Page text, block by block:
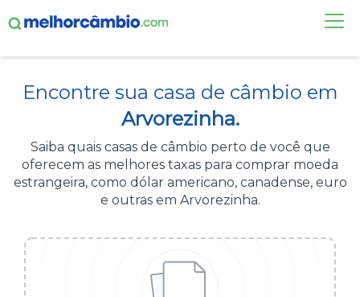
CASAS DE CÂMBIO
DÓLAR HOJE
ALERTA DE CÂMBIO
Acesse sua conta:
Encontre sua casa de câmbio em
Arvorezinha.
Saiba quais casas de câmbio perto de você que
oferecem as melhores taxas para comprar moeda
estrangeira, como dólar americano, canadense, euro
e outras em Arvorezinha.